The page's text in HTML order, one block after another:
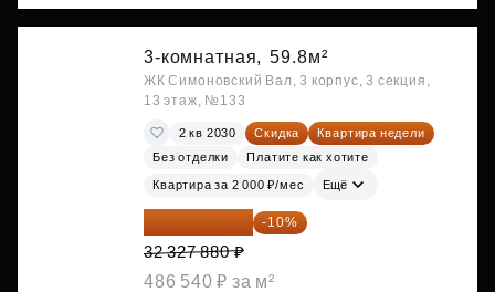
3-комнатная, 59.8м²
ЖК Симоновский Вал, 3 корпус, 3 секция,
13 этаж, №133
2 кв 2030 Скидка
Квартира недели
Без отделки
Платите как хотите
Квартира за 2 000 ₽/мес Ещё
29 095 092 ₽ -10%
32 327 880 ₽
486 540 ₽ за м²